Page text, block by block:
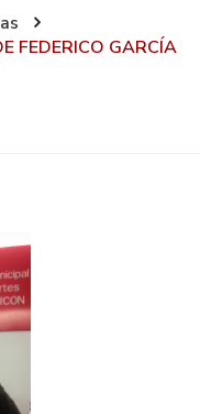
FEDERICO GARCÍA